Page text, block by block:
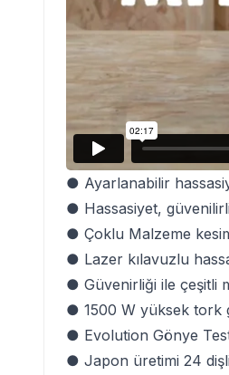
● Ayarlanabilir
● Hassasiyet,
● Çoklu Malzeme
● Lazer kılavuzlu
● Güvenirliği ile çeşitli
● 1500 W yüksek tork
● Evolution Gönye
● Japon üretimi 24